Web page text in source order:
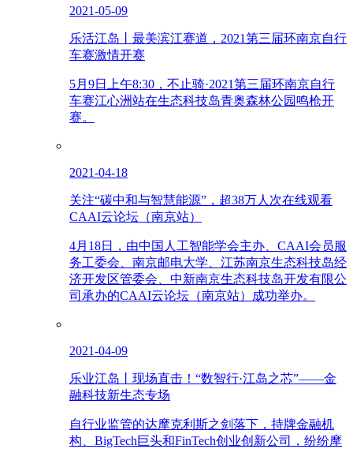
2021-05-09
乐活江岛丨最美滨江赛道，2021第三届环南京自行
车赛激情开赛
5月9日上午8:30，不止骑·2021第三届环南京自行
车赛江心洲站在生态科技岛青奥森林公园鸣枪开
赛。
2021-04-18
关注“碳中和与智慧能源”，超38万人次在线观看
CAAI云论坛（南京站）
4月18日，由中国人工智能学会主办、CAAI会员服
务工委会、南京邮电大学、江苏南京生态科技岛经
济开发区管委会、中新南京生态科技岛开发有限公
司承办的CAAI云论坛（南京站）成功举办。
2021-04-09
乐业江岛丨现场直击！“数智行·江岛之芯”——金
融科技新生态专场
自行业监管的达摩克利斯之剑落下，持牌金融机
构、BigTech巨头和FinTech创业创新公司，纷纷摩